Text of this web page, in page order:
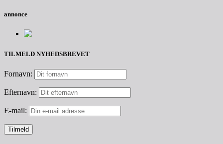
annonce
TILMELD NYHEDSBREVET
Fornavn:
Efternavn:
E-mail: